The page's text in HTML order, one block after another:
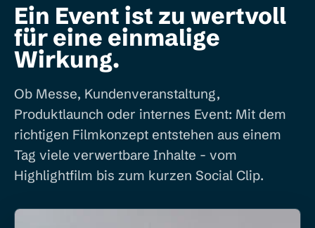
Ein Event ist zu wertvoll
für eine einmalige
Wirkung.
Ob Messe, Kundenveranstaltung,
Produktlaunch oder internes Event: Mit dem
richtigen Filmkonzept entstehen aus einem
Tag viele verwertbare Inhalte - vom
Highlightfilm bis zum kurzen Social Clip.